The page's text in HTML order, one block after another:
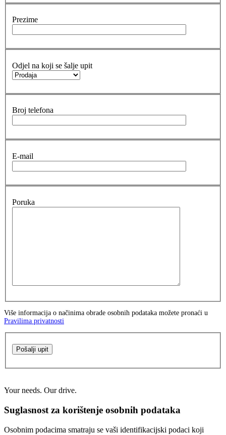
Prezime
Odjel na koji se šalje upit
Broj telefona
E-mail
Poruka
Više informacija o načinima obrade osobnih podataka možete pronaći u
Pravilima privatnosti
Pošalji upit
Your needs. Our drive.
Suglasnost za korištenje osobnih podataka
Osobnim podacima smatraju se vaši identifikacijski podaci koji